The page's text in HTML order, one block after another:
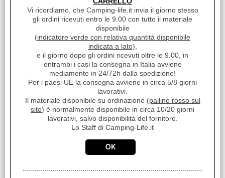
OSCURANTE TERMICO
TESSUTO TRAPUNTATO 7
STRATI PER INTERNI H
158CM
€ 27,46 Sconto 37.4%
€17,20
Iva inclusa
Vi ricordiamo, che Camping-life.it invia il giorno stesso
gli ordini ricevuti entro le 9.00 con tutto il materiale
disponibile
(indicatore verde con relativa quantità disponibile
indicata a lato),
e il giorno dopo gli ordini ricevuti oltre le 9.00, in
entrambi i casi la consegna in Italia avviene
mediamente in 24/72h dalla spedizione!
Per i paesi UE la consegna avviene in circa 5/8 giorni
lavorativi.
Il materiale disponibile su ordinazione (pallino rosso sul
sito) è normalmente disponibile in circa 10/20 giorni
lavorativi, salvo disponibilità del fornitore.
Lo Staff di Camping-Life.it